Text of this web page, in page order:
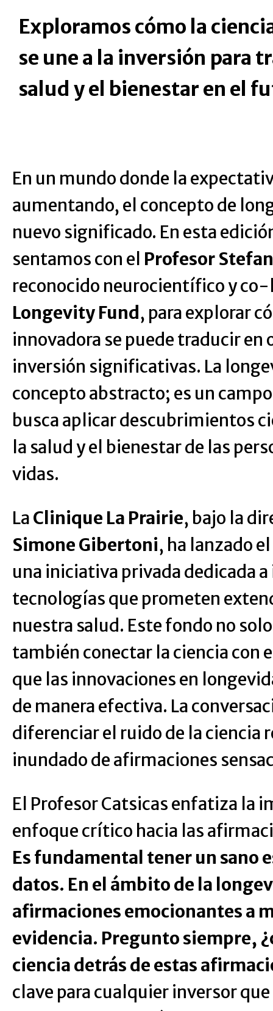
Exploramos cómo la
se une a la inversión para
salud y el bienestar en el
En un mundo donde la
aumentando, el concepto de
nuevo significado. En esta
sentamos con el Profesor
reconocido neurocientífico y
Longevity Fund , para explorar
innovadora se puede traducir en
inversión significativas. La
concepto abstracto; es un
busca aplicar descubrimientos
la salud y el bienestar de las
vidas.
LaClinique La Prairie, bajo la
Simone Gibertoni, ha lanzado el
una iniciativa privada dedicada
tecnologías que prometen
nuestra salud. Este fondo no
también conectar la ciencia con
que las innovaciones en
de manera efectiva. La
diferenciar el ruido de la ciencia
inundado de afirmaciones
El Profesor Catsicas enfatiza la
enfoque crítico hacia las
Es fundamental tener un sano
datos. En el ámbito de la
afirmaciones emocionantes a
evidencia. Pregunto siempre,
ciencia detrás de estas
clave para cualquier inversor